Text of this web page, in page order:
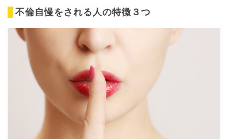
不倫自慢をされる人の特徴３つ